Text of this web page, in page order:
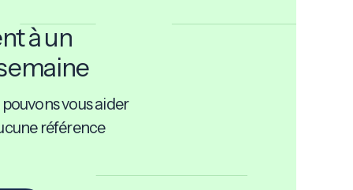
à un
vous aider
référence